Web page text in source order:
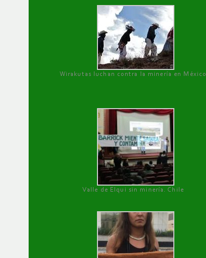
Wirakutas luchan contra la minería en México
Valle de Elqui sin minería. Chile